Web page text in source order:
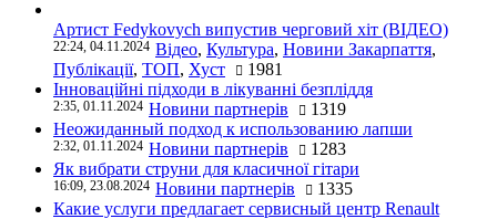
Артист Fedykovych випустив черговий хіт (ВІДЕО)
22:24, 04.11.2024 Відео, Культура, Новини Закарпаття,
Публікації, ТОП, Хуст
1981
Інноваційні підходи в лікуванні безпліддя
2:35, 01.11.2024 Новини партнерів
1319
Неожиданный подход к использованию лапши
2:32, 01.11.2024 Новини партнерів
1283
Як вибрати струни для класичної гітари
16:09, 23.08.2024 Новини партнерів
1335
Какие услуги предлагает сервисный центр Renault